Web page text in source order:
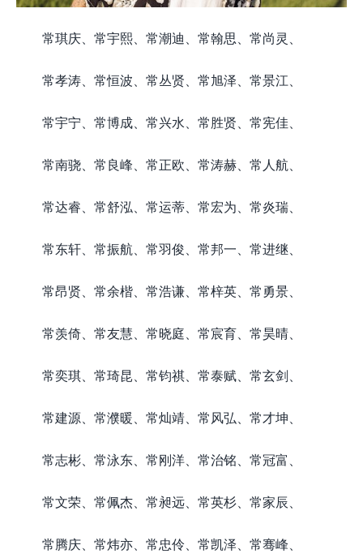
常琪庆、常宇熙、常潮迪、常翰思、常尚灵、
常孝涛、常恒波、常丛贤、常旭泽、常景江、
常宇宁、常博成、常兴水、常胜贤、常宪佳、
常南骁、常良峰、常正欧、常涛赫、常人航、
常达睿、常舒泓、常运蒂、常宏为、常炎瑞、
常东轩、常振航、常羽俊、常邦一、常进继、
常昂贤、常余楷、常浩谦、常梓英、常勇景、
常羡倚、常友慧、常晓庭、常宸育、常昊晴、
常奕琪、常琦昆、常钧祺、常泰赋、常玄剑、
常建源、常濮暖、常灿靖、常风弘、常才坤、
常志彬、常泳东、常刚洋、常治铭、常冠富、
常文荣、常佩杰、常昶远、常英杉、常家辰、
常腾庆、常炜亦、常忠伶、常凯泽、常骞峰、